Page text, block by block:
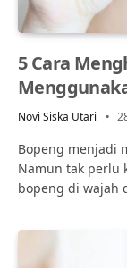
5 Cara
Novi Siska Utari
Bopeng menjadi
Namun tak perlu
bopeng di wajah